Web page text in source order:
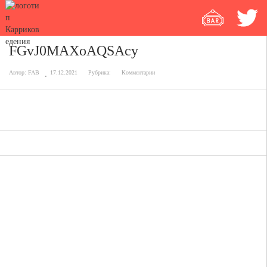
FGvJ0MAXoAQSAcy
Автор: FAB 17.12.2021 Рубрика: Комментарии